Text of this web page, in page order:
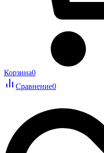
Корзина0
Сравнение0